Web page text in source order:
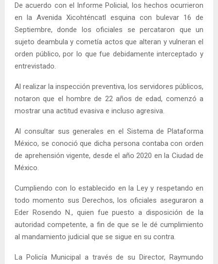
De acuerdo con el Informe Policial, los hechos ocurrieron
en la Avenida Xicohténcatl esquina con bulevar 16 de
Septiembre, donde los oficiales se percataron que un
sujeto deambula y cometía actos que alteran y vulneran el
orden público, por lo que fue debidamente interceptado y
entrevistado.
Al realizar la inspección preventiva, los servidores públicos,
notaron que el hombre de 22 años de edad, comenzó a
mostrar una actitud evasiva e incluso agresiva.
Al consultar sus generales en el Sistema de Plataforma
México, se conoció que dicha persona contaba con orden
de aprehensión vigente, desde el año 2020 en la Ciudad de
México.
Cumpliendo con lo establecido en la Ley y respetando en
todo momento sus Derechos, los oficiales aseguraron a
Eder Rosendo N., quien fue puesto a disposición de la
autoridad competente, a fin de que se le dé cumplimiento
al mandamiento judicial que se sigue en su contra.
La Policía Municipal a través de su Director, Raymundo